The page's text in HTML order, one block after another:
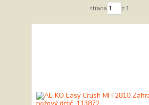
strana z 1